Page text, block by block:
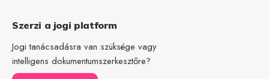
Szerzi a jogi platform
Jogi tanácsadásra van szüksége vagy
intelligens dokumentumszerkesztőre?